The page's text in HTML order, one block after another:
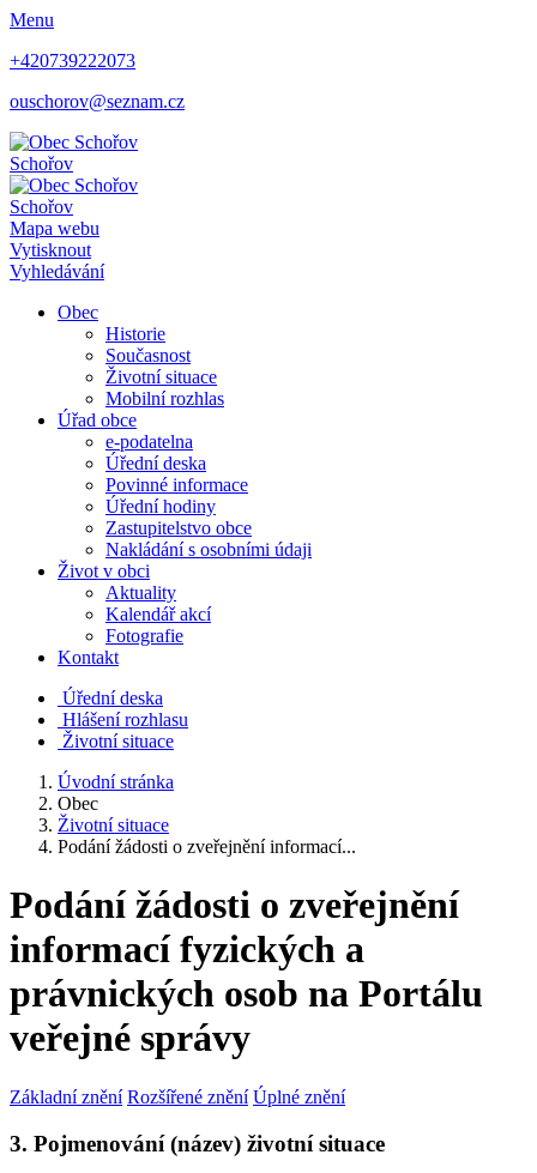
Menu
+420739222073
ouschorov@seznam.cz
Schořov
Schořov
Mapa webu
Vytisknout
Vyhledávání
Obec
Historie
Současnost
Životní situace
Mobilní rozhlas
Úřad obce
e-podatelna
Úřední deska
Povinné informace
Úřední hodiny
Zastupitelstvo obce
Nakládání s osobními údaji
Život v obci
Aktuality
Kalendář akcí
Fotografie
Kontakt
Úřední deska
Hlášení rozhlasu
Životní situace
Úvodní stránka
Obec
Životní situace
Podání žádosti o zveřejnění informací...
Podání žádosti o zveřejnění
informací fyzických a
právnických osob na Portálu
veřejné správy
Základní znění Rozšířené znění Úplné znění
3. Pojmenování (název) životní situace